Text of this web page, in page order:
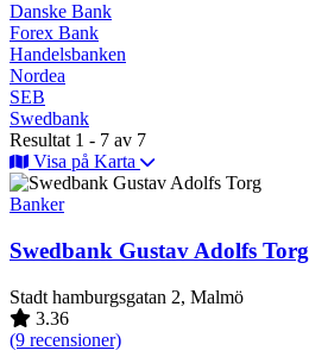
Danske Bank
Forex Bank
Handelsbanken
Nordea
SEB
Swedbank
Resultat 1 - 7 av 7
Visa på Karta
Banker
Swedbank Gustav Adolfs Torg
Stadt hamburgsgatan 2, Malmö
3.36
(9 recensioner)